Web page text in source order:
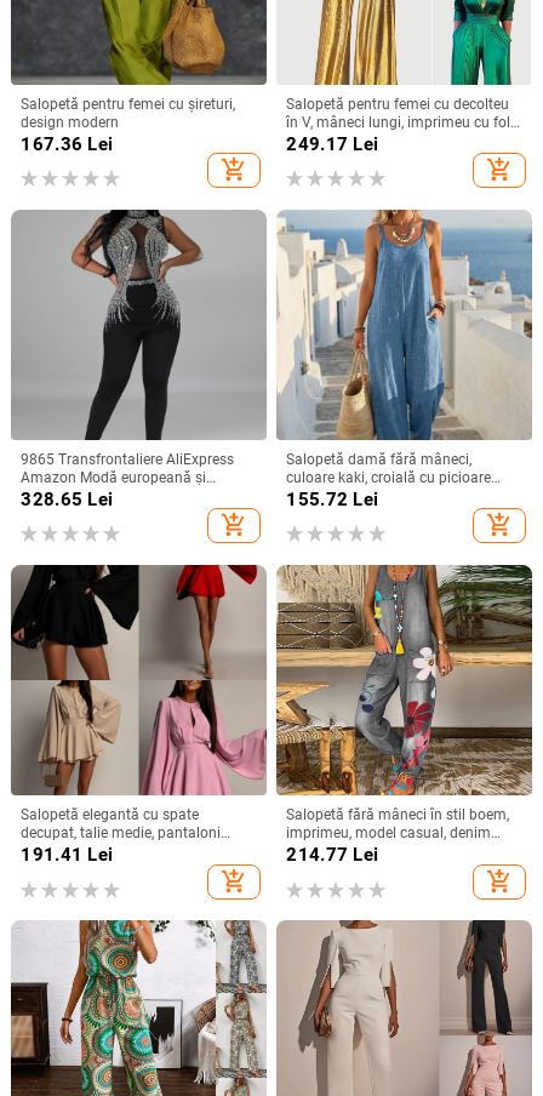
Salopetă pentru femei cu șireturi,
design modern
167.36 Lei
add_shopping_cart
Salopetă pentru femei cu decolteu
în V, mâneci lungi, imprimeu cu folie
aurie, bretele pentru strângerea
taliei, talie înaltă, stil urban, toamnă
2025
249.17 Lei
add_shopping_cart
9865 Transfrontaliere AliExpress
Amazon Modă europeană și
americană pentru femei, culoare
solidă, plasă cu stras, pantaloni
fără mâneci
328.65 Lei
add_shopping_cart
Salopetă damă fără mâneci,
culoare kaki, croială cu picioare
largi, stil casual de vară
155.72 Lei
add_shopping_cart
Salopetă elegantă cu spate
decupat, talie medie, pantaloni
lungime 3/4 și mâneci cu volane
191.41 Lei
add_shopping_cart
Salopetă fără mâneci în stil boem,
imprimeu, model casual, denim
subțire, amestec bumbac-poliester,
214.77 Lei
add_shopping_cart